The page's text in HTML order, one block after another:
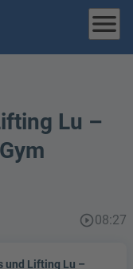
menu
Lu –
play_circle_outline08:27
und Lifting Lu –